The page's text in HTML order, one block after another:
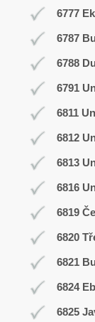
6777
6787
6788
6791
6811
6812
6813
6816
6819
6820
6821
6824
6825